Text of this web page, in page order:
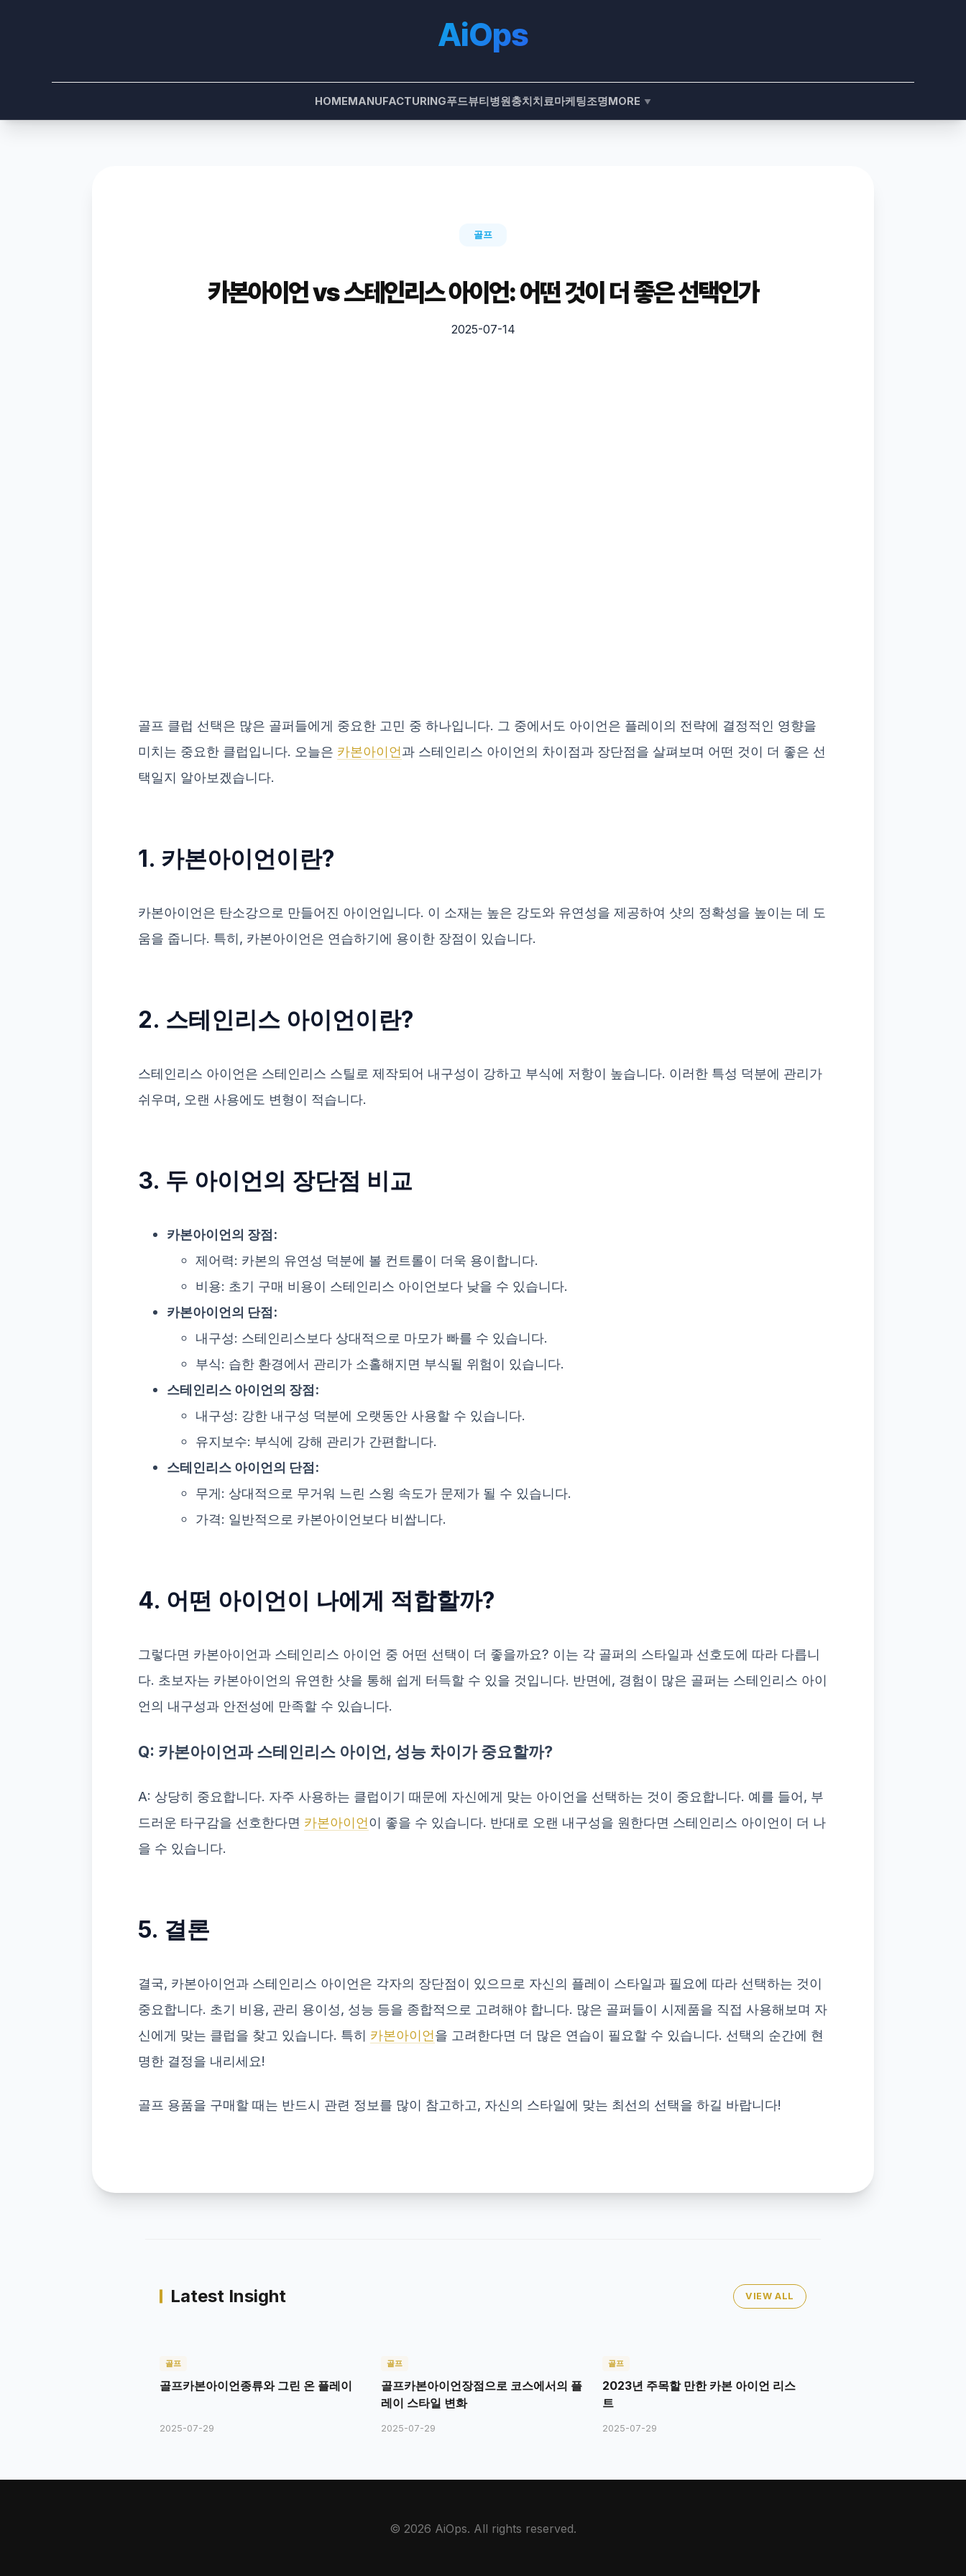
AiOps
HOMEMANUFACTURING푸드뷰티병원충치치료마케팅조명MORE ▼
골프
카본아이언 vs 스테인리스 아이언: 어떤 것이 더 좋은 선택인가
2025-07-14
골프 클럽 선택은 많은 골퍼들에게 중요한 고민 중 하나입니다. 그 중에서도 아이언은 플레이의 전략에 결정적인 영향을
미치는 중요한 클럽입니다. 오늘은 카본아이언과 스테인리스 아이언의 차이점과 장단점을 살펴보며 어떤 것이 더 좋은 선
택일지 알아보겠습니다.
1. 카본아이언이란?
카본아이언은 탄소강으로 만들어진 아이언입니다. 이 소재는 높은 강도와 유연성을 제공하여 샷의 정확성을 높이는 데 도
움을 줍니다. 특히, 카본아이언은 연습하기에 용이한 장점이 있습니다.
2. 스테인리스 아이언이란?
스테인리스 아이언은 스테인리스 스틸로 제작되어 내구성이 강하고 부식에 저항이 높습니다. 이러한 특성 덕분에 관리가
쉬우며, 오랜 사용에도 변형이 적습니다.
3. 두 아이언의 장단점 비교
카본아이언의 장점:
제어력: 카본의 유연성 덕분에 볼 컨트롤이 더욱 용이합니다.
비용: 초기 구매 비용이 스테인리스 아이언보다 낮을 수 있습니다.
카본아이언의 단점:
내구성: 스테인리스보다 상대적으로 마모가 빠를 수 있습니다.
부식: 습한 환경에서 관리가 소홀해지면 부식될 위험이 있습니다.
스테인리스 아이언의 장점:
내구성: 강한 내구성 덕분에 오랫동안 사용할 수 있습니다.
유지보수: 부식에 강해 관리가 간편합니다.
스테인리스 아이언의 단점:
무게: 상대적으로 무거워 느린 스윙 속도가 문제가 될 수 있습니다.
가격: 일반적으로 카본아이언보다 비쌉니다.
4. 어떤 아이언이 나에게 적합할까?
그렇다면 카본아이언과 스테인리스 아이언 중 어떤 선택이 더 좋을까요? 이는 각 골퍼의 스타일과 선호도에 따라 다릅니
다. 초보자는 카본아이언의 유연한 샷을 통해 쉽게 터득할 수 있을 것입니다. 반면에, 경험이 많은 골퍼는 스테인리스 아이
언의 내구성과 안전성에 만족할 수 있습니다.
Q: 카본아이언과 스테인리스 아이언, 성능 차이가 중요할까?
A: 상당히 중요합니다. 자주 사용하는 클럽이기 때문에 자신에게 맞는 아이언을 선택하는 것이 중요합니다. 예를 들어, 부
드러운 타구감을 선호한다면 카본아이언이 좋을 수 있습니다. 반대로 오랜 내구성을 원한다면 스테인리스 아이언이 더 나
을 수 있습니다.
5. 결론
결국, 카본아이언과 스테인리스 아이언은 각자의 장단점이 있으므로 자신의 플레이 스타일과 필요에 따라 선택하는 것이
중요합니다. 초기 비용, 관리 용이성, 성능 등을 종합적으로 고려해야 합니다. 많은 골퍼들이 시제품을 직접 사용해보며 자
신에게 맞는 클럽을 찾고 있습니다. 특히 카본아이언을 고려한다면 더 많은 연습이 필요할 수 있습니다. 선택의 순간에 현
명한 결정을 내리세요!
골프 용품을 구매할 때는 반드시 관련 정보를 많이 참고하고, 자신의 스타일에 맞는 최선의 선택을 하길 바랍니다!
Latest Insight VIEW ALL
골프
골프카본아이언종류와 그린 온 플레이
2025-07-29
골프
골프카본아이언장점으로 코스에서의 플
레이 스타일 변화
2025-07-29
골프
2023년 주목할 만한 카본 아이언 리스
트
2025-07-29
© 2026 AiOps. All rights reserved.